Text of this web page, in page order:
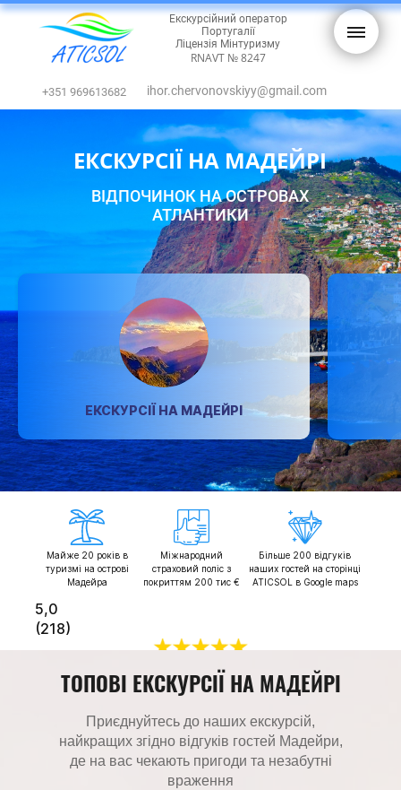
+351 969613682
Екскурсійний оператор
Португалії
Ліцензія Мінтуризму
RNAVT № 8247
ihor.chervonovskiyy@gmail.com
ЕКСКУРСІЇ НА МАДЕЙРІ
ВІДПОЧИНОК НА ОСТРОВАХ
АТЛАНТИКИ
ЕКСКУРСІЇ НА МАДЕЙРІ
Майже 20 років в
туризмі на острові
Мадейра
Міжнародний
страховий поліс з
покриттям 200 тис €
Більше 200 відгуків
наших гостей на сторінці
ATICSOL в Google maps
5,0
(218)
Відгуки
ТОПОВІ ЕКСКУРСІЇ НА МАДЕЙРІ
Приєднуйтесь до наших екскурсій,
найкращих згідно відгуків гостей Мадейри,
де на вас чекають пригоди та незабутні
враження